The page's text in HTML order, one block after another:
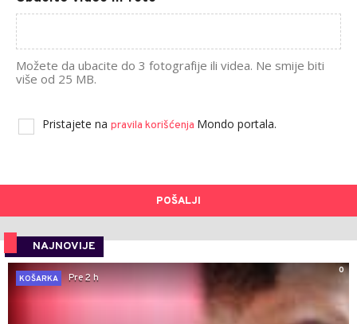
Možete da ubacite do 3 fotografije ili videa. Ne smije biti
više od 25 MB.
Pristajete na pravila korišćenja Mondo portala.
POŠALJI
NAJNOVIJE
0
KOŠARKA
Pre 2 h